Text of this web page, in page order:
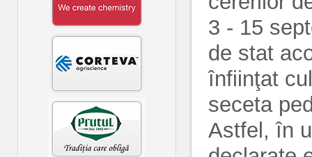
3 - 15
de stat
înfiinţat
seceta
Astfel, în